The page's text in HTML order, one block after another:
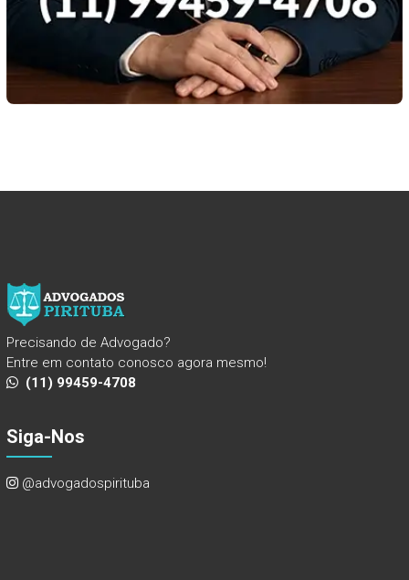
Precisando de Advogado?
Entre em contato conosco agora mesmo!
(11) 99459-4708
Siga-Nos
@advogadospirituba